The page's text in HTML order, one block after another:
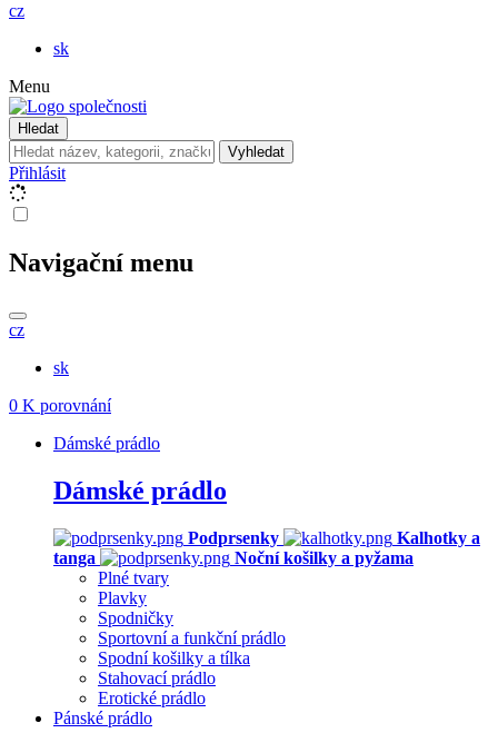
cz
sk
Menu
Hledat
Vyhledat
Přihlásit
Navigační menu
cz
sk
0 K porovnání
Dámské prádlo
Dámské prádlo
Podprsenky
Kalhotky a
tanga
Noční košilky a pyžama
Plné tvary
Plavky
Spodničky
Sportovní a funkční prádlo
Spodní košilky a tílka
Stahovací prádlo
Erotické prádlo
Pánské prádlo